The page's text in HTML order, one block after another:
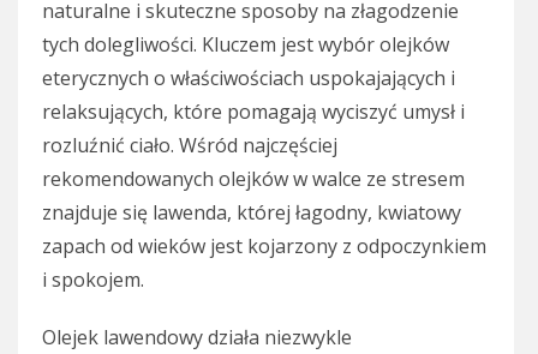
naturalne i skuteczne sposoby na złagodzenie
tych dolegliwości. Kluczem jest wybór olejków
eterycznych o właściwościach uspokajających i
relaksujących, które pomagają wyciszyć umysł i
rozluźnić ciało. Wśród najczęściej
rekomendowanych olejków w walce ze stresem
znajduje się lawenda, której łagodny, kwiatowy
zapach od wieków jest kojarzony z odpoczynkiem
i spokojem.
Olejek lawendowy działa niezwykle